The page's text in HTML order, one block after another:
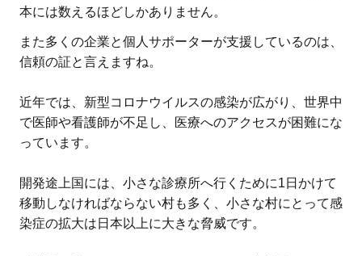
本には数えるほどしかありません。
また多くの企業と個人サポーターが支援しているのは、
信頼の証と言えますね。
近年では、新型コロナウイルスの感染が広がり、世界中
で医師や看護師が不足し、医療へのアクセスが困難にな
っています。
開発途上国には、小さな診療所へ行くために1日かけて
移動しなければならない村も多く、小さな村にとって感
染症の拡大は日本以上に大きな脅威です。